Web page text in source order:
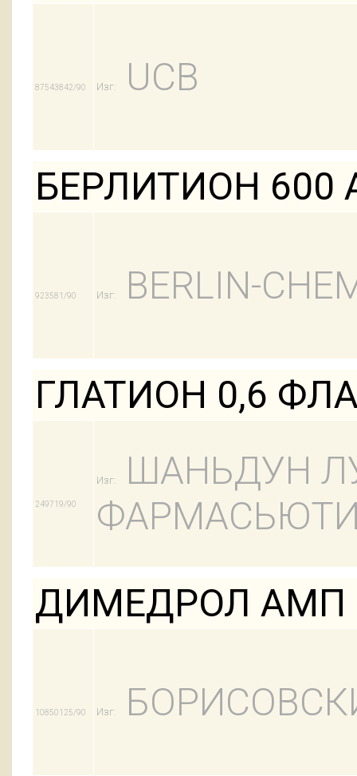
87543842/90 Изг: UCB
БЕРЛИТИОН 600
923581/90 Изг: BERLIN-
ГЛАТИОН 0,6
249719/90
Изг:
ШАНЬДУН
ДИМЕДРОЛ АМП
10850125/90 Изг: